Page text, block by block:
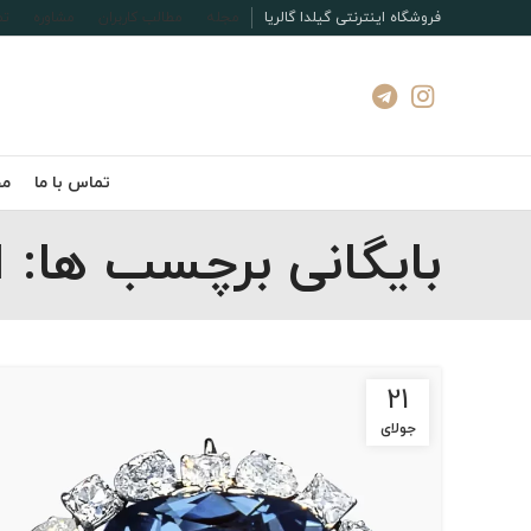
فروشگاه اینترنتی گیلدا گالریا مجله مطالب کاربران مشاوره
تماس با ما
بایگانی برچسب
21
جولای